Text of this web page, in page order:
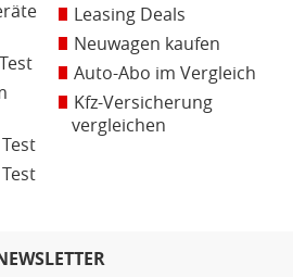
Leasing Deals
Neuwagen kaufen
Auto-Abo im Vergleich
Kfz-Versicherung
vergleichen